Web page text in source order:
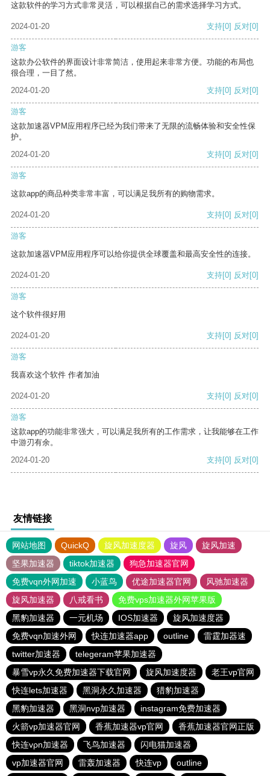
这款软件的学习方式非常灵活，可以根据自己的需求选择学习方式。
2024-01-20 支持[0] 反对[0]
游客
这款办公软件的界面设计非常简洁，使用起来非常方便。功能的布局也
很合理，一目了然。
2024-01-20
支持[0] 反对[0]
游客
这款加速器VPM应用程序已经为我们带来了无限的流畅体验和安全性保
护。
2024-01-20
支持[0] 反对[0]
游客
这款app的商品种类非常丰富，可以满足我所有的购物需求。
2024-01-20 支持[0] 反对[0]
游客
这款加速器VPM应用程序可以给你提供全球覆盖和最高安全性的连接。
2024-01-20 支持[0] 反对[0]
游客
这个软件很好用
2024-01-20 支持[0] 反对[0]
游客
我喜欢这个软件 作者加油
2024-01-20 支持[0] 反对[0]
游客
这款app的功能非常强大，可以满足我所有的工作需求，让我能够在工作
中游刃有余。
2024-01-20
支持[0] 反对[0]
友情链接
网站地图 QuickQ 旋风加速度器 旋风
旋风加速
坚果加速器
tiktok加速器
狗急加速器官网
免费vqn外网加速
小蓝鸟 优途加速器官网
风驰加速器
旋风加速器
八戒看书
免费vps加速器外网苹果版
黑豹加速器
一元机场 IOS加速器
旋风加速度器
免费vqn加速外网
快连加速器app outline
雷霆加器速
twitter加速器
telegeram苹果加速器
暴雪vp永久免费加速器下载官网
旋风加速度器
老王vp官网
快连lets加速器
黑洞永久加速器
猎豹加速器
黑豹加速器
黑洞nvp加速器
instagram免费加速器
火箭vp加速器官网
香蕉加速器vp官网
香蕉加速器官网正版
快连vρn加速器
飞鸟加速器
闪电猫加速器
vp加速器官网
雷轰加速器 快连vp outline